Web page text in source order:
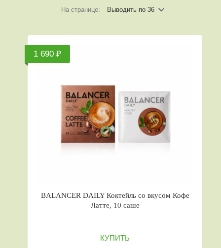
На странице:
Выводить по 36
1 690 ₽
BALANCER DAILY Коктейль со вкусом Кофе
Латте, 10 саше
КУПИТЬ